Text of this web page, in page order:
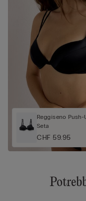
Reggiseno
Seta
CHF 59.95